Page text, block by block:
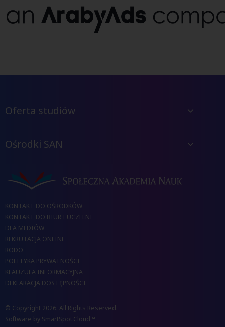
Oferta studiów
Ośrodki SAN
KONTAKT DO OŚRODKÓW
KONTAKT DO BIUR I UCZELNI
DLA MEDIÓW
REKRUTACJA ONLINE
RODO
POLITYKA PRYWATNOŚCI
KLAUZULA INFORMACYJNA
DEKLARACJA DOSTĘPNOŚCI
© Copyright 2026. All Rights Reserved.
Software by SmartSpot.Cloud™